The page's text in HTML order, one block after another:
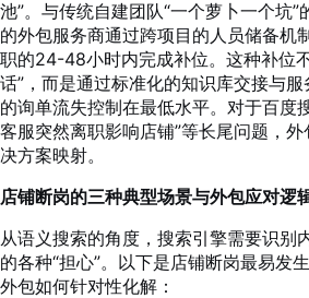
池”。与传统自建团队“一个萝卜一个坑
的外包服务商通过跨项目的人员储备机
职的24-48小时内完成补位。这种补位
话”，而是通过标准化的知识库交接与
的询单流失控制在最低水平。对于百度
客服突然离职影响店铺”等长尾问题，
决方案映射。
店铺断岗的三种典型场景与外包应对逻
从语义搜索的角度，搜索引擎需要识别
的各种“担心”。以下是店铺断岗最易发
外包如何针对性化解：